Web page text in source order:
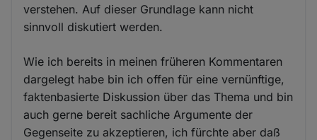
verstehen. Auf dieser Grundlage kann nicht
sinnvoll diskutiert werden.
Wie ich bereits in meinen früheren Kommentaren
dargelegt habe bin ich offen für eine vernünftige,
faktenbasierte Diskussion über das Thema und bin
auch gerne bereit sachliche Argumente der
Gegenseite zu akzeptieren, ich fürchte aber daß